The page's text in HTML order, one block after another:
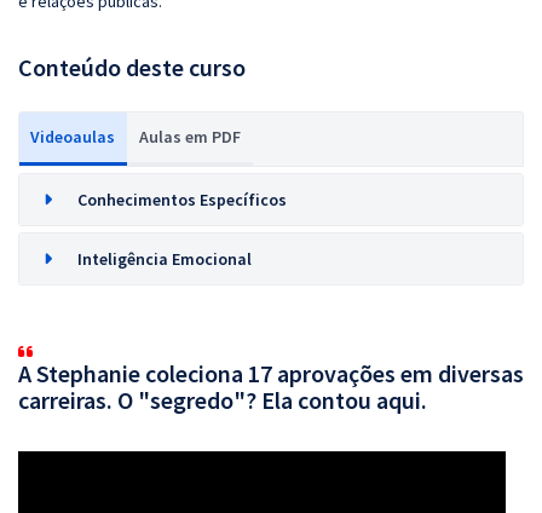
Conteúdo deste curso
Videoaulas Aulas em PDF
Conhecimentos Específicos
Inteligência Emocional
A Stephanie coleciona 17 aprovações em diversas
carreiras. O "segredo"? Ela contou aqui.